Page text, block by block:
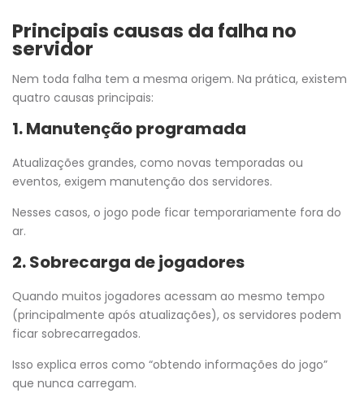
Principais causas da falha no
servidor
Nem toda falha tem a mesma origem. Na prática, existem
quatro causas principais:
1. Manutenção programada
Atualizações grandes, como novas temporadas ou
eventos, exigem manutenção dos servidores.
Nesses casos, o jogo pode ficar temporariamente fora do
ar.
2. Sobrecarga de jogadores
Quando muitos jogadores acessam ao mesmo tempo
(principalmente após atualizações), os servidores podem
ficar sobrecarregados.
Isso explica erros como “obtendo informações do jogo”
que nunca carregam.